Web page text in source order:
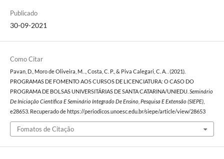
Publicado
30-09-2021
Como Citar
Pavan, D., Moro de Oliveira, M. ., Costa, C. P., & Piva Calegari, C. A. . (2021).
PROGRAMAS DE FOMENTO AOS CURSOS DE LICENCIATURA: O CASO DO
PROGRAMA DE BOLSAS UNIVERSITÁRIAS DE SANTA CATARINA/UNIEDU. Seminário
De Iniciação Científica E Seminário Integrado De Ensino, Pesquisa E Extensão (SIEPE),
e28653. Recuperado de https://periodicos.unoesc.edu.br/siepe/article/view/28653
Fomatos de Citação